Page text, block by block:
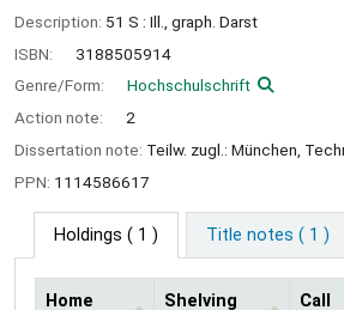
Description: 51 S : Ill., graph. Darst
ISBN:
3188505914
Genre/Form:
Hochschulschrift
Action note:
2
Dissertation note: Teilw. zugl.: München,
PPN: 1114586617
Holdings ( 1 ) Title notes ( 1 )
Home
Shelving
Call